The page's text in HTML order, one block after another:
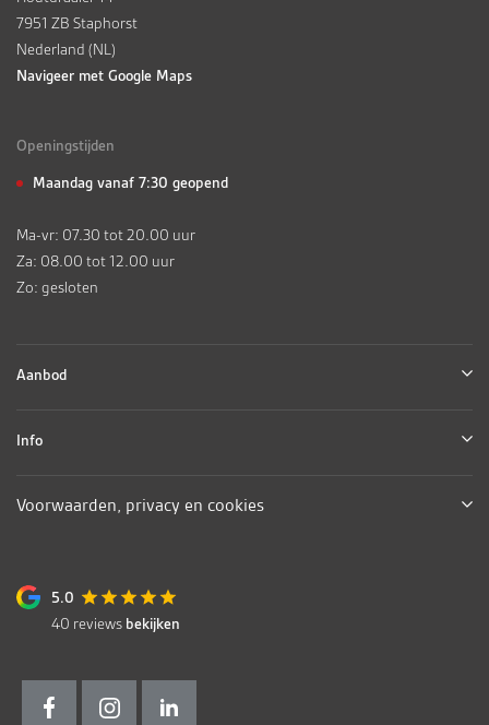
7951 ZB Staphorst
Nederland (NL)
Navigeer met Google Maps
Openingstijden
Maandag vanaf 7:30 geopend
Ma-vr: 07.30 tot 20.00 uur
Za: 08.00 tot 12.00 uur
Zo: gesloten
Aanbod
Info
5.0
40 reviews bekijken
Voorwaarden, privacy en cookies